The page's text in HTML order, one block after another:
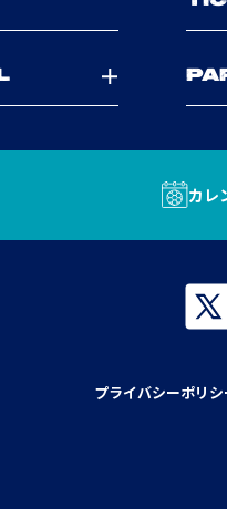
カレ
プライバシーポリシ